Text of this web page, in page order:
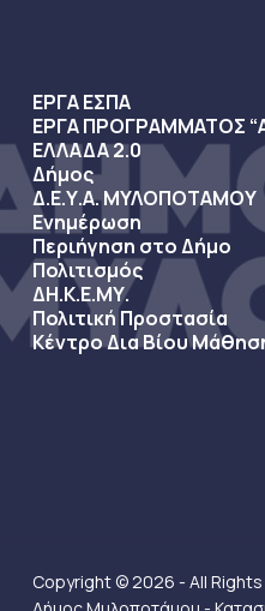
ΕΡΓΑ ΕΣΠΑ
ΕΡΓΑ ΠΡΟΓΡΑΜΜΑΤΟΣ
ΕΛΛΑΔΑ 2.0
Δήμος
Δ.Ε.Υ.Α. ΜΥΛΟΠΟΤΑΜΟΥ
Ενημέρωση
Περιήγηση στο Δήμο
Πολιτισμός
ΔΗ.Κ.Ε.ΜΥ.
Πολιτική Προστασία
Κέντρο Δια Βίου
Copyright © 2026 - All